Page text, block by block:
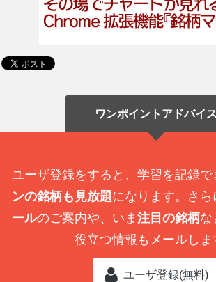
ワンポイントアドバイス
ユーザ登録をすると、学習を記録で
ンの銘柄も見放題になります。さら
ールのご案内や、いま 注目の銘柄な
役立つ情報もメールしま
ユーザ登録(無料)